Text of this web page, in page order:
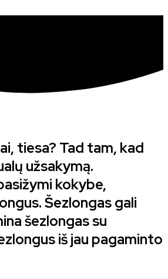
tiesa? Tad tam, kad
užsakymą.
kokybe,
Šezlongas gali
šezlongas su
iš jau pagaminto